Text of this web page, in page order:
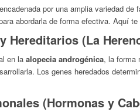
por una amplia variedad
abordarla de forma efectiva. Aquí
Hereditarios (La
en la alopecia androgénica, la forma
Los genes heredados
(Hormonas y